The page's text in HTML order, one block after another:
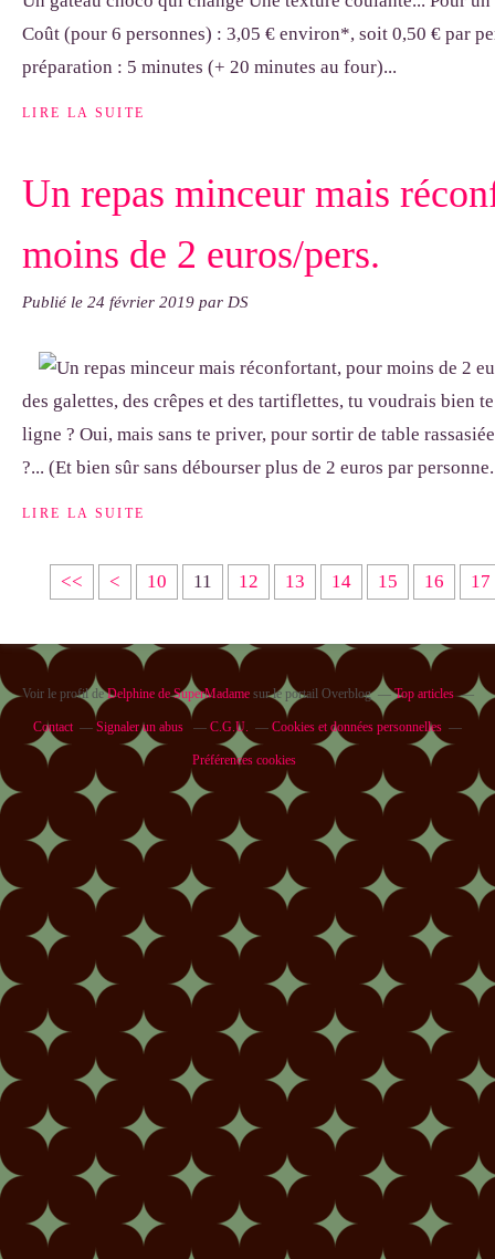
Coût (pour 6 personnes) : 3,05 € environ*, soit 0,50 € par
préparation : 5 minutes (+ 20 minutes au four)...
LIRE LA SUITE
Un repas minceur mais
moins de 2 euros/pers.
Publié le 24 février 2019 par DS
des galettes, des crêpes et des tartiflettes, tu voudrais bien
ligne ? Oui, mais sans te priver, pour sortir de table
?... (Et bien sûr sans débourser plus de 2 euros par
LIRE LA SUITE
<< < 10 11 12 13 14 15 16 17
Voir le profil deDelphine de SuperMadamesur le portail Overblog Top articles
Contact Signaler un abus C.G.U. Cookies et données personnelles
Préférences cookies